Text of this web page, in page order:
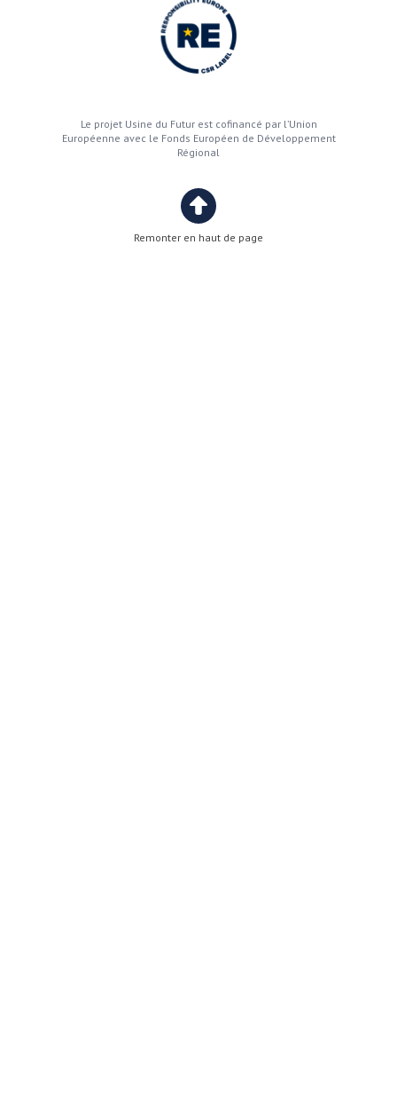
Le projet Usine du Futur est cofinancé par l’Union
Européenne avec le Fonds Européen de Développement
Régional
Remonter en haut de page